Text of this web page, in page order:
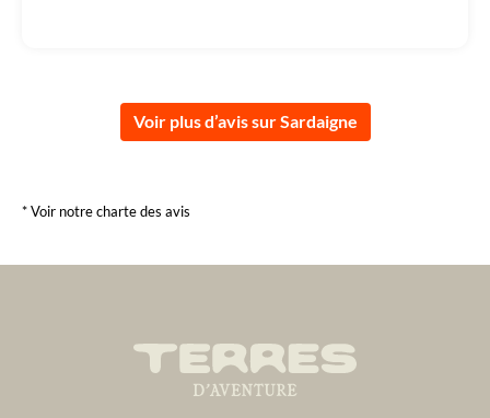
Voir plus d’avis sur Sardaigne
* Voir notre charte des avis